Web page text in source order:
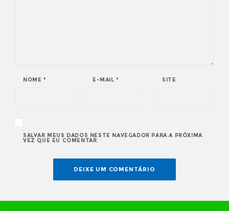
NOME * E-MAIL* SITE
SALVAR MEUS DADOS NESTE NAVEGADOR PARA A PRÓXIMA
VEZ QUE EU COMENTAR.